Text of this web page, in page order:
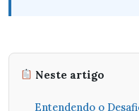
Neste artigo
Entendendo o